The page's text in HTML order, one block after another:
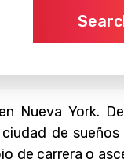
Nueva York.
de sueños
de carrera o